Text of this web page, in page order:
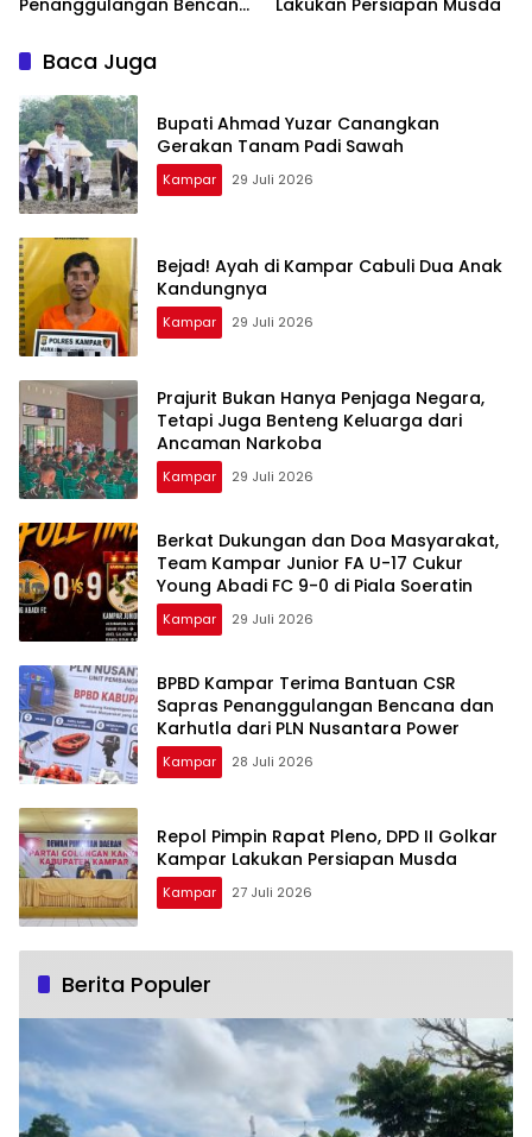
Penanggulangan Bencana
Nusantara Power
Lakukan Persiapan Musda
Baca Juga
Bupati Ahmad Yuzar Canangkan
Gerakan Tanam Padi Sawah
Kampar 29 Juli 2026
Bejad! Ayah di Kampar Cabuli Dua Anak
Kandungnya
Kampar 29 Juli 2026
Prajurit Bukan Hanya Penjaga Negara,
Tetapi Juga Benteng Keluarga dari
Ancaman Narkoba
Kampar 29 Juli 2026
Berkat Dukungan dan Doa Masyarakat,
Team Kampar Junior FA U-17 Cukur
Young Abadi FC 9-0 di Piala Soeratin
Kampar 29 Juli 2026
BPBD Kampar Terima Bantuan CSR
Sapras Penanggulangan Bencana dan
Karhutla dari PLN Nusantara Power
Kampar 28 Juli 2026
Repol Pimpin Rapat Pleno, DPD II Golkar
Kampar Lakukan Persiapan Musda
Kampar 27 Juli 2026
Berita Populer